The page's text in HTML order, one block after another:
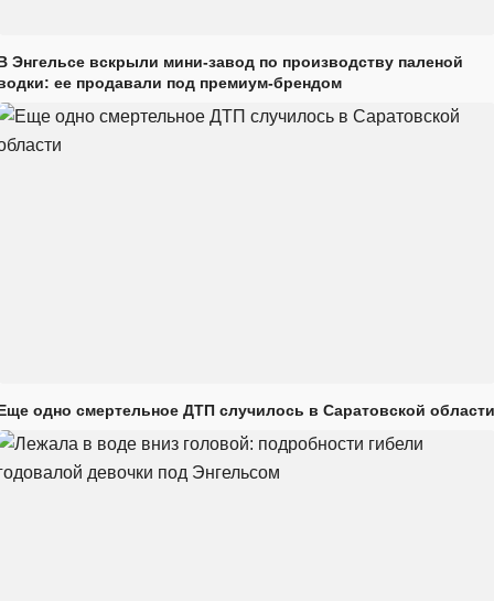
Энгельсе вскрыли мини-завод по производству паленой
ее продавали под премиум-брендом
одно смертельное ДТП случилось в Саратовской области